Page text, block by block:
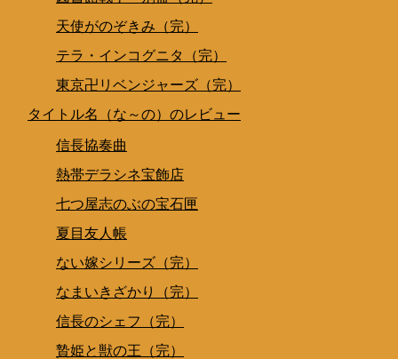
天使がのぞきみ（完）
テラ・インコグニタ（完）
東京卍リベンジャーズ（完）
タイトル名（な～の）のレビュー
信長協奏曲
熱帯デラシネ宝飾店
七つ屋志のぶの宝石匣
夏目友人帳
ない嫁シリーズ（完）
なまいきざかり（完）
信長のシェフ（完）
贄姫と獣の王（完）